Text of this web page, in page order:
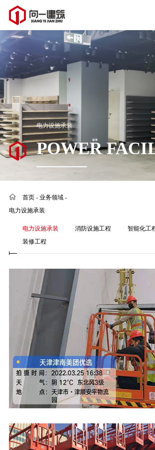
电力设施承装
POWER
首页- 业务领域-
电力设施承装
电力设施承装 消防设施工程 智能化工
装修工程